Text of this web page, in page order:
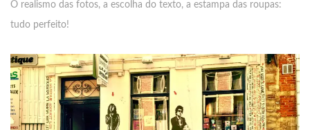
O realismo das fotos, a escolha do texto, a estampa das roupas:
tudo perfeito!